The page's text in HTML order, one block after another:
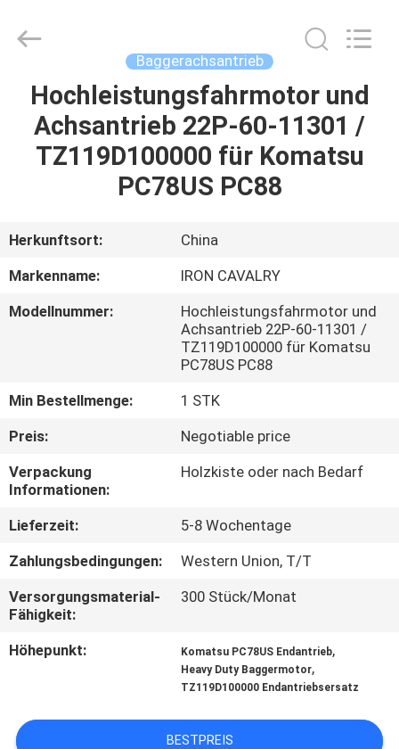
STARTSEITE
PRODUKTE
VR
FABRIK
TOUR
QUALITÄTSKONTROLLE
KONTAKT
NACHRICHTEN
FÄLLE
Machinery
Baggerachsantrieb
Hochleistungsfahrmotor und
Achsantrieb 22P-60-11301 /
TZ119D100000 für Komatsu
PC78US PC88
Herkunftsort:
China
Markenname:
IRON CAVALRY
Modellnummer:
Hochleistungsfahrmotor und
Achsantrieb 22P-60-11301 /
TZ119D100000 für Komatsu
PC78US PC88
Min Bestellmenge:
1 STK
Preis:
Negotiable price
Verpackung
Informationen:
Holzkiste oder nach Bedarf
Lieferzeit:
5-8 Wochentage
Zahlungsbedingungen:
Western Union, T/T
Versorgungsmaterial-
Fähigkeit:
300 Stück/Monat
Höhepunkt: Komatsu PC78US Endantrieb,
Heavy Duty Baggermotor,
TZ119D100000 Endantriebsersatz
BESTPREIS